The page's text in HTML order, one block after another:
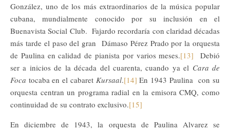
González, uno de los más extraordinarios de la música popular
cubana, mundialmente conocido por su inclusión en el
Buenavista Social Club. Fajardo recordaría con claridad décadas
más tarde el paso del gran Dámaso Pérez Prado por la orquesta
de Paulina en calidad de pianista por varios meses.[13] Debió
ser a inicios de la década del cuarenta, cuando ya el Cara de
Foca tocaba en el cabaret Kursaal.[14] En 1943 Paulina con su
orquesta centran un programa radial en la emisora CMQ, como
continuidad de su contrato exclusivo.[15]
En diciembre de 1943, la orquesta de Paulina Alvarez se